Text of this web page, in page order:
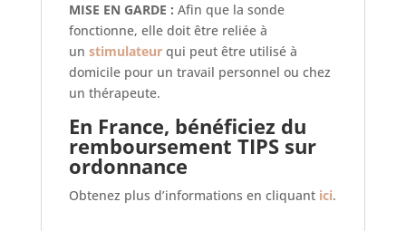
MISE EN GARDE : Afin que la sonde
fonctionne, elle doit être reliée à
un stimulateurqui peut être utilisé à
domicile pour un travail personnel ou chez
un thérapeute.
En France, bénéficiez du
remboursement TIPS sur
ordonnance
Obtenez plus d’informations en cliquant ici.